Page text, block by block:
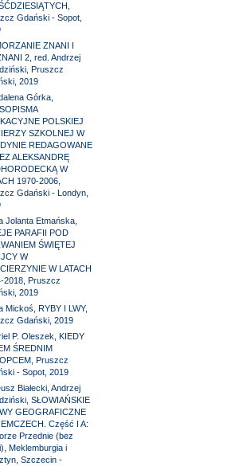
Gdański - Sopot,
ZNANI I
2, red. Andrzej
Pruszcz
2019
Górka,
POLSKIEJ
SZKOLNEJ W
REDAGOWANE
ALEKSANDRĘ
W
1970-2006,
Gdański - Londyn,
Jolanta Etmańska,
PARAFII POD
ŚWIĘTEJ
W
W LATACH
2018, Pruszcz
2019
Mickoś, RYBY I LWY,
Gdański, 2019
P. Oleszek, KIEDY
ŚREDNIM
Pruszcz
- Sopot, 2019
Białecki, Andrzej
SŁOWIAŃSKIE
GEOGRAFICZNE
Część I A:
Przednie (bez
Meklemburgia i
Szczecin -